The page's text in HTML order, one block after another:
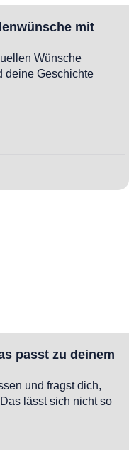
mit
Wünsche
deine Geschichte
passt zu deinem
und fragst dich,
lässt sich nicht so